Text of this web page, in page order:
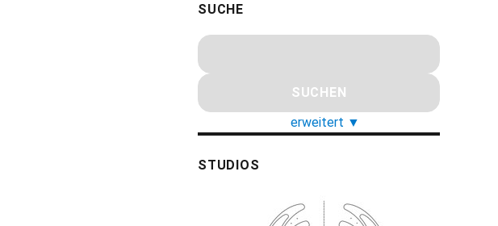
SUCHE
erweitert ▼
STUDIOS